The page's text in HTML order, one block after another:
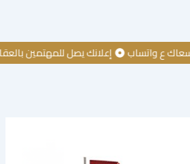
واتساب إعلانك يصل للمهتمين بالعقار